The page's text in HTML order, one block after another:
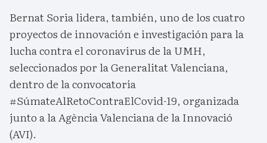
Bernat Soria lidera, también, uno de los cuatro
proyectos de innovación e investigación para la
lucha contra el coronavirus de la UMH,
seleccionados por la Generalitat Valenciana,
dentro de la convocatoria
#SúmateAlRetoContraElCovid-19, organizada
junto a la Agència Valenciana de la Innovació
(AVI).